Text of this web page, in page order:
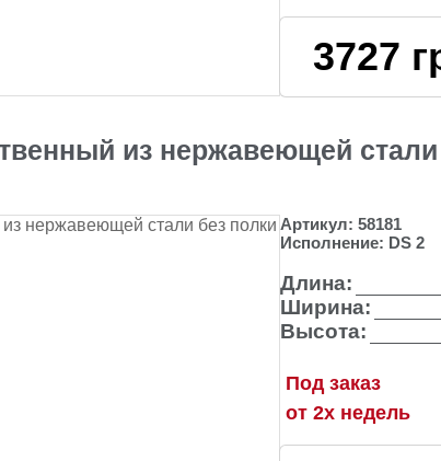
3727
из нержавеющей стали
Артикул: 58181
Исполнение: DS 2
Длина:
Ширина:
Высота:
Под заказ
от 2х недель